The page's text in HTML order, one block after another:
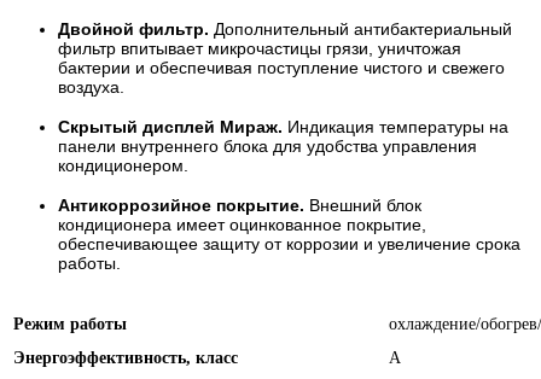
Двойной фильтр. Дополнительный антибактериальный
фильтр впитывает микрочастицы грязи, уничтожая
бактерии и обеспечивая поступление чистого и свежего
воздуха.
Скрытый дисплей Мираж. Индикация температуры на
панели внутреннего блока для удобства управления
кондиционером.
Антикоррозийное покрытие. Внешний блок
кондиционера имеет оцинкованное покрытие,
обеспечивающее защиту от коррозии и увеличение срока
работы.
Режим работы
охлаждение/
Энергоэффективность, класс
А